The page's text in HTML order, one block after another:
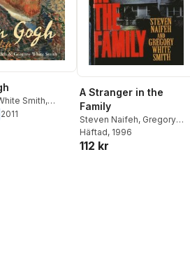
Smith,
2011
A Stranger in the
Family
Steven Naifeh, Gregory
White Smith
Häftad, 1996
112 kr